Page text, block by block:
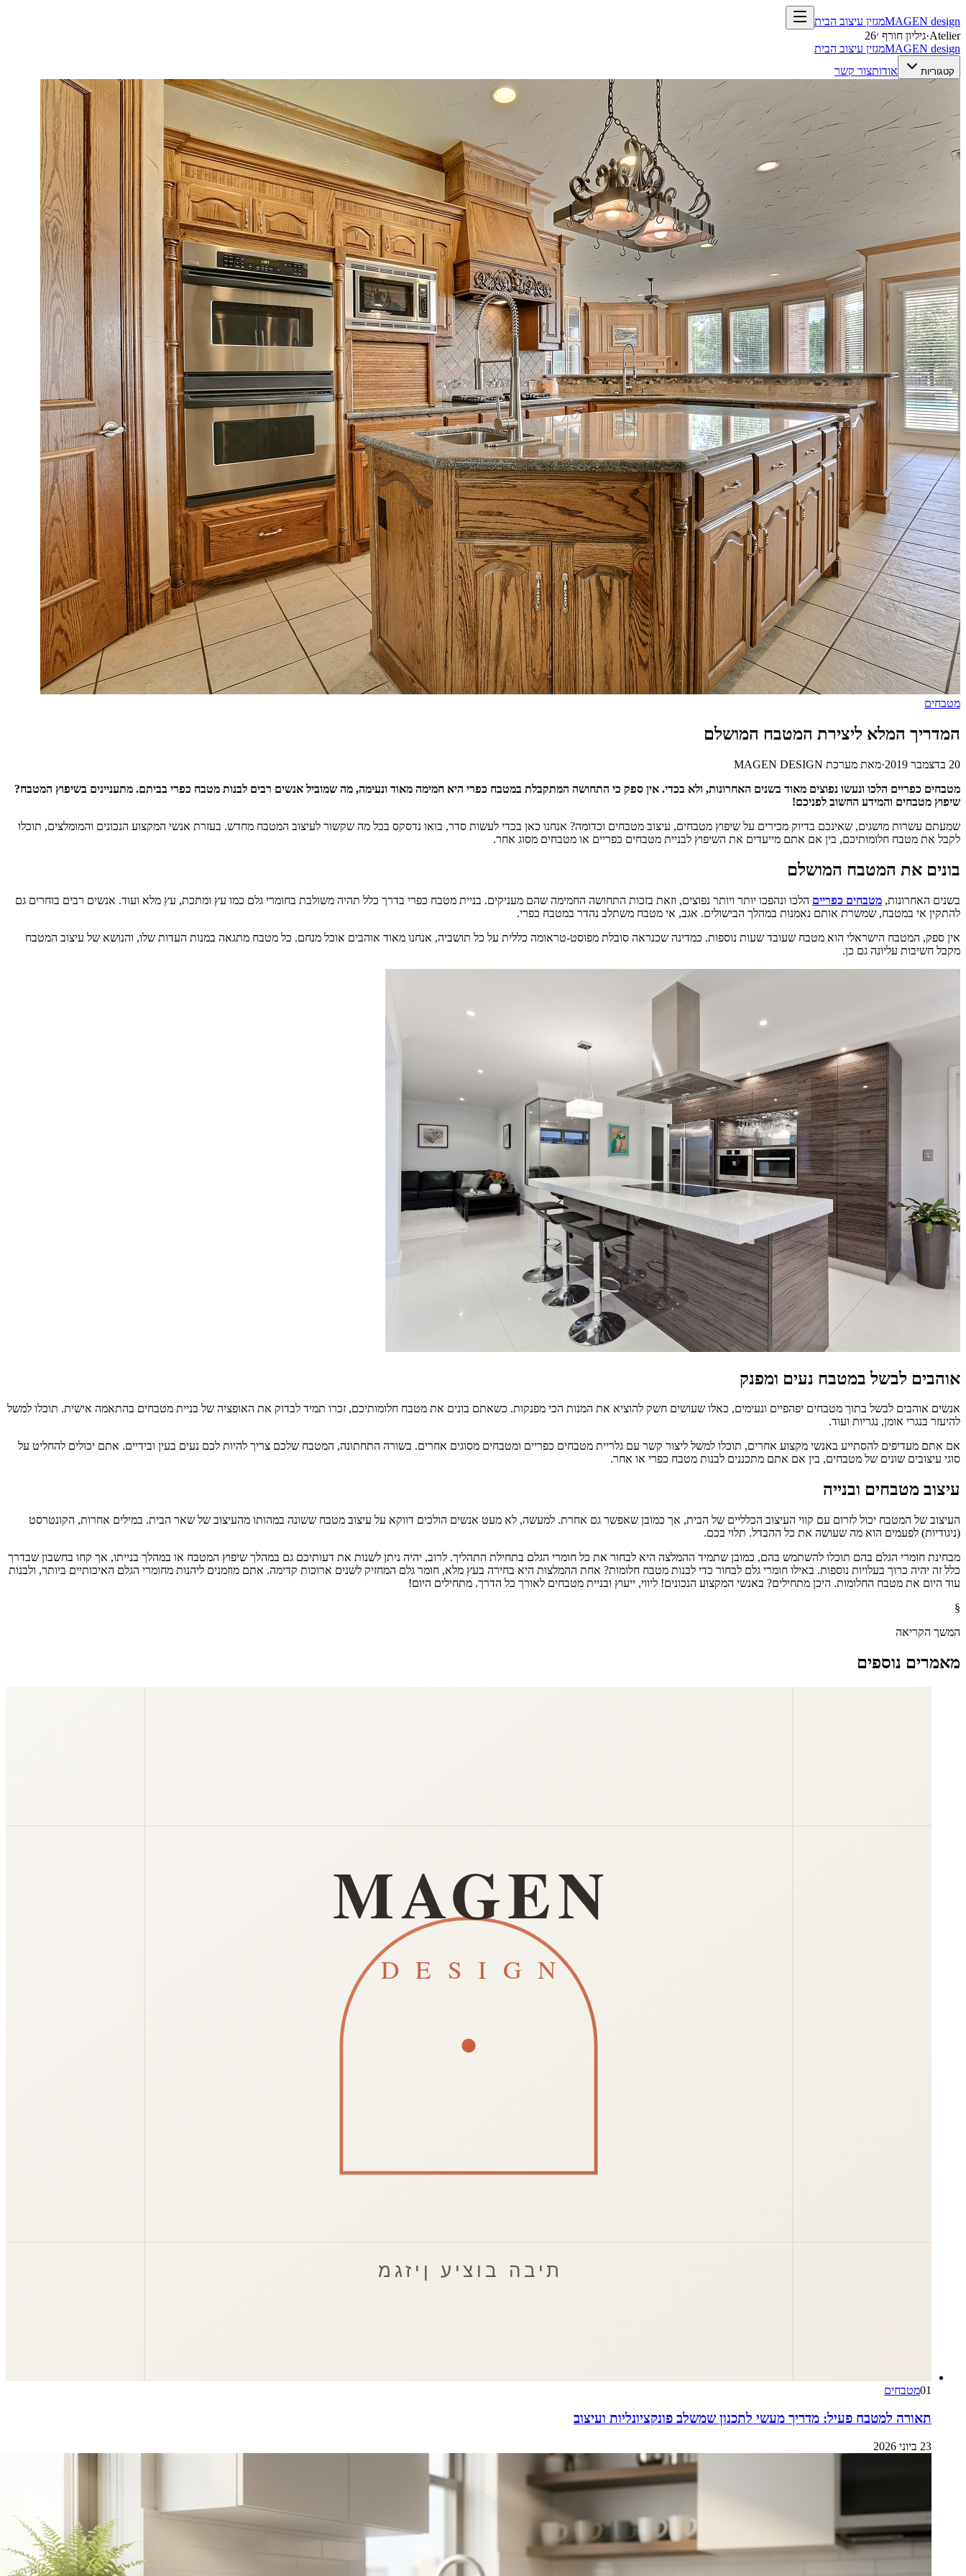
MAGEN design
מגזין עיצוב הבית
Atelier
·גיליון חורף ׳26
MAGEN design מגזין עיצוב הבית
קטגוריות אודותצור קשר
מטבחים
המדריך המלא ליצירת המטבח המושלם
20 בדצמבר 2019 ·מאת מערכת MAGEN DESIGN
מטבחים כפריים הלכו ונעשו נפוצים מאוד בשנים האחרונות, ולא בכדי. אין ספק כי התחושה המתקבלת במטבח כפרי היא חמימה מאוד ונעימה, מה שמוביל אנשים רבים לבנות מטבח כפרי בביתם. מתעניינים בשיפוץ המטבח?
שיפוץ מטבחים והמידע החשוב לפניכם!
שמעתם עשרות מושגים, שאינכם בדיוק מכירים על שיפוץ מטבחים, עיצוב מטבחים וכדומה? אנחנו כאן בכדי לעשות סדר, בואו נדסקס בכל מה שקשור לעיצוב המטבח מחדש. בעזרת אנשי המקצוע הנכונים והמומלצים, תוכלו
לקבל את מטבח חלומותיכם, בין אם אתם מייעדים את השיפוץ לבניית מטבחים כפריים או מטבחים מסוג אחר.
בונים את המטבח המושלם
בשנים האחרונות, מטבחים כפריים הלכו ונהפכו יותר ויותר נפוצים, וזאת בזכות התחושה החמימה שהם מעניקים. בניית מטבח כפרי בדרך כלל תהיה משולבת בחומרי גלם כמו עץ ומתכת, עץ מלא ועוד. אנשים רבים בוחרים גם
להתקין אי במטבח, שמשרת אותם נאמנות במהלך הבישולים. אגב, אי מטבח משתלב נהדר במטבח כפרי.
אין ספק, המטבח הישראלי הוא מטבח שעובד שעות נוספות. כמדינה שכנראה סובלת מפוסט-טראומה כללית על כל תושביה, אנחנו מאוד אוהבים אוכל מנחם. כל מטבח מתגאה במנות העדות שלו, והנושא של עיצוב המטבח
מקבל חשיבות עליונה גם כן.
אוהבים לבשל במטבח נעים ומפנק
אנשים אוהבים לבשל בתוך מטבחים יפהפיים ונעימים, כאלו שעושים חשק להוציא את המנות הכי מפנקות. כשאתם בונים את מטבח חלומותיכם, זכרו תמיד לבדוק את האופציה של בניית מטבחים בהתאמה אישית. תוכלו למשל
להיעזר בנגרי אומן, נגריות ועוד.
אם אתם מעדיפים להסתייע באנשי מקצוע אחרים, תוכלו למשל ליצור קשר עם גלריית מטבחים כפריים ומטבחים מסוגים אחרים. בשורה התחתונה, המטבח שלכם צריך להיות לכם נעים בעין ובידיים. אתם יכולים להחליט על
סוגי עיצובים שונים של מטבחים, בין אם אתם מתכננים לבנות מטבח כפרי או אחר.
עיצוב מטבחים ובנייה
העיצוב של המטבח יכול לזרום עם קווי העיצוב הכלליים של הבית, אך כמובן שאפשר גם אחרת. למעשה, לא מעט אנשים הולכים דווקא על עיצוב מטבח ששונה במהותו מהעיצוב של שאר הבית. במילים אחרות, הקונטרסט
(ניגודיות) לפעמים הוא מה שעושה את כל ההבדל. תלוי בכם.
מבחינת חומרי הגלם בהם תוכלו להשתמש בהם, כמובן שתמיד ההמלצה היא לבחור את כל חומרי הגלם בתחילת התהליך. לרוב, יהיה ניתן לשנות את דעותיכם גם במהלך שיפוץ המטבח או במהלך בנייתו, אך קחו בחשבון שבדרך
כלל זה יהיה כרוך בעלויות נוספות. באילו חומרי גלם לבחור כדי לבנות מטבח חלומות? אחת ההמלצות היא בחירה בעץ מלא, חומר גלם המחזיק לשנים ארוכות קדימה. אתם מוזמנים ליהנות מחומרי הגלם האיכותיים ביותר, ולבנות
עוד היום את מטבח החלומות. היכן מתחילים? באנשי המקצוע הנכונים! ליווי, ייעוץ ובניית מטבחים לאורך כל הדרך. מתחילים היום!
§
המשך הקריאה
מאמרים נוספים
01מטבחים
תאורה למטבח פעיל: מדריך מעשי לתכנון שמשלב פונקציונליות ועיצוב
23 ביוני 2026